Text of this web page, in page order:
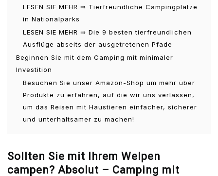
LESEN SIE MEHR ⇒ Tierfreundliche Campingplätze
in Nationalparks
LESEN SIE MEHR ⇒ Die 9 besten tierfreundlichen
Ausflüge abseits der ausgetretenen Pfade
Beginnen Sie mit dem Camping mit minimaler
Investition
Besuchen Sie unser Amazon-Shop um mehr über
Produkte zu erfahren, auf die wir uns verlassen,
um das Reisen mit Haustieren einfacher, sicherer
und unterhaltsamer zu machen!
Sollten Sie mit Ihrem Welpen
campen? Absolut – Camping mit